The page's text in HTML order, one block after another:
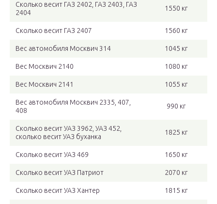
Сколько весит ГАЗ 2402, ГАЗ 2403, ГАЗ
2404
1550 кг
Сколько весит ГАЗ 2407 1560 кг
Вес автомобиля Москвич 314 1045 кг
Вес Москвич 2140 1080 кг
Вес Москвич 2141 1055 кг
Вес автомобиля Москвич 2335, 407,
408
990 кг
Сколько весит УАЗ 3962, УАЗ 452,
сколько весит УАЗ буханка
1825 кг
Сколько весит УАЗ 469 1650 кг
Сколько весит УАЗ Патриот 2070 кг
Сколько весит УАЗ Хантер 1815 кг